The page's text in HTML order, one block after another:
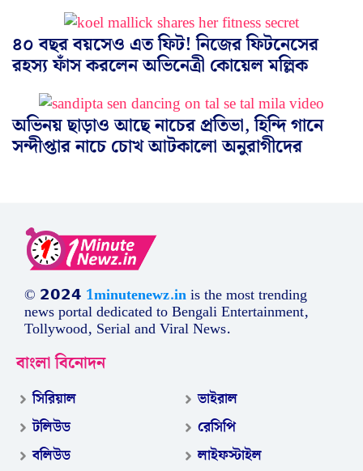
৪০ বছর বয়সেও এত ফিট! নিজের ফিটনেসের
রহস্য ফাঁস করলেন অভিনেত্রী কোয়েল মল্লিক
অভিনয় ছাড়াও আছে নাচের প্রতিভা, হিন্দি গানে
সন্দীপ্তার নাচে চোখ আটকালো অনুরাগীদের
© 𝟮𝟬𝟮𝟰 1minutenewz.inis the most trending
news portal dedicated to Bengali Entertainment,
Tollywood, Serial and Viral News.
বাংলা বিনোদন
সিরিয়াল
টলিউড
বলিউড
ভাইরাল
রেসিপি
লাইফস্টাইল